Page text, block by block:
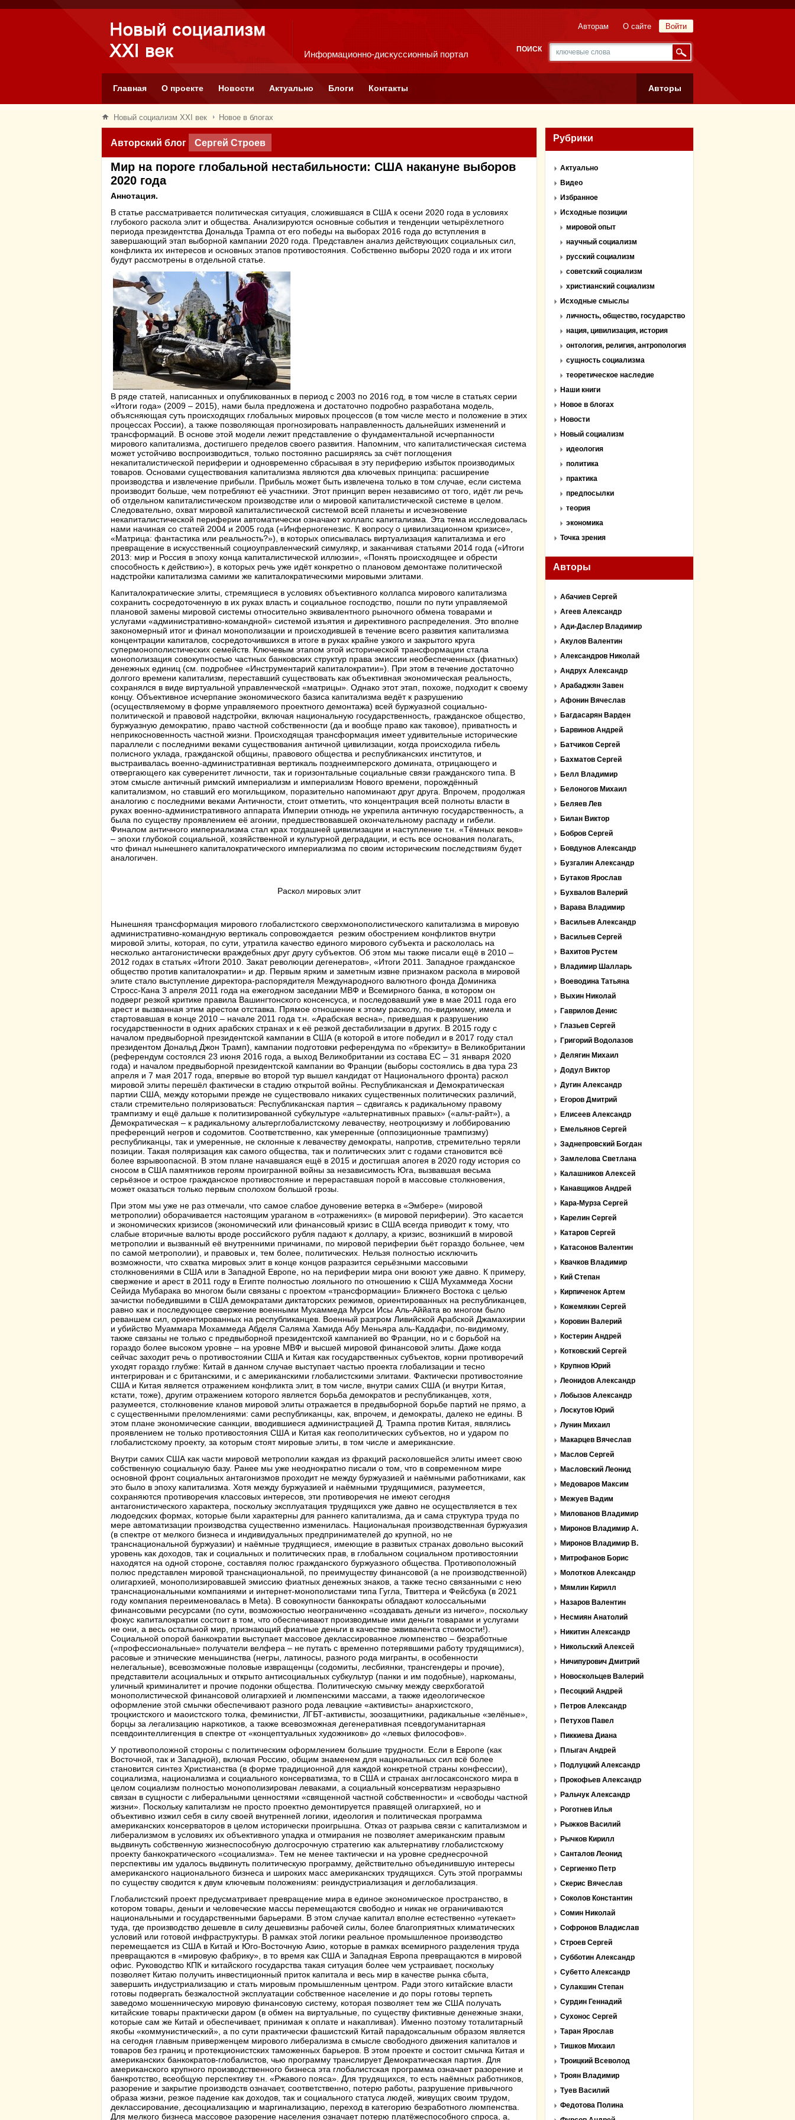
Информационно-дискуссионный портал
Войти
Авторам О сайте
ПОИСК
Главная О проекте Новости Актуально Блоги Контакты Авторы
Новый социализм XXI век Новое в блогах
Авторский блог Сергей Строев
Мир на пороге глобальной нестабильности: США накануне выборов
2020 года
Аннотация.
В статье рассматривается политическая ситуация, сложившаяся в США к осени 2020 года в условиях
глубокого раскола элит и общества. Анализируются основные события и тенденции четырёхлетного
периода президентства Дональда Трампа от его победы на выборах 2016 года до вступления в
завершающий этап выборной кампании 2020 года. Представлен анализ действующих социальных сил,
конфликта их интересов и основных этапов противостояния. Собственно выборы 2020 года и их итоги
будут рассмотрены в отдельной статье.
В ряде статей, написанных и опубликованных в период с 2003 по 2016 год, в том числе в статьях серии
«Итоги года» (2009 – 2015), нами была предложена и достаточно подробно разработана модель,
объясняющая суть происходящих глобальных мировых процессов (в том числе место и положение в этих
процессах России), а также позволяющая прогнозировать направленность дальнейших изменений и
трансформаций. В основе этой модели лежит представление о фундаментальной исчерпанности
мирового капитализма, достигшего пределов своего развития. Напомним, что капиталистическая система
может устойчиво воспроизводиться, только постоянно расширяясь за счёт поглощения
некапиталистической периферии и одновременно сбрасывая в эту периферию избыток производимых
товаров. Основами существования капитализма являются два ключевых принципа: расширение
производства и извлечение прибыли. Прибыль может быть извлечена только в том случае, если система
производит больше, чем потребляют её участники. Этот принцип верен независимо от того, идёт ли речь
об отдельном капиталистическом производстве или о мировой капиталистической системе в целом.
Следовательно, охват мировой капиталистической системой всей планеты и исчезновение
некапиталистической периферии автоматически означают коллапс капитализма. Эта тема исследовалась
нами начиная со статей 2004 и 2005 года («Инферногенезис. К вопросу о цивилизационном кризисе»,
«Матрица: фантастика или реальность?»), в которых описывалась виртуализация капитализма и его
превращение в искусственный социоуправленческий симулякр, и заканчивая статьями 2014 года («Итоги
2013: мир и Россия в эпоху конца капиталистической иллюзии», «Понять происходящее и обрести
способность к действию»), в которых речь уже идёт конкретно о плановом демонтаже политической
надстройки капитализма самими же капиталократическими мировыми элитами.
Капиталократические элиты, стремящиеся в условиях объективного коллапса мирового капитализма
сохранить сосредоточенную в их руках власть и социальное господство, пошли по пути управляемой
плановой замены мировой системы относительно эквивалентного рыночного обмена товарами и
услугами «административно-командной» системой изъятия и директивного распределения. Это вполне
закономерный итог и финал монополизации и происходившей в течение всего развития капитализма
концентрации капиталов, сосредоточившихся в итоге в руках крайне узкого и закрытого круга
супермонополистических семейств. Ключевым этапом этой исторической трансформации стала
монополизация совокупностью частных банковских структур права эмиссии необеспеченных (фиатных)
денежных единиц (см. подробнее «Инструментарий капиталократии»). При этом в течение достаточно
долгого времени капитализм, переставший существовать как объективная экономическая реальность,
сохранялся в виде виртуальной управленческой «матрицы». Однако этот этап, похоже, подходит к своему
концу. Объективное исчерпание экономического базиса капитализма ведёт к разрушению
(осуществляемому в форме управляемого проектного демонтажа) всей буржуазной социально-
политической и правовой надстройки, включая национальную государственность, гражданское общество,
буржуазную демократию, право частной собственности (да и вообще право как таковое), приватность и
неприкосновенность частной жизни. Происходящая трансформация имеет удивительные исторические
параллели с последними веками существования античной цивилизации, когда происходила гибель
полисного уклада, гражданской общины, правового общества и республиканских институтов, и
выстраивалась военно-административная вертикаль позднеимперского домината, отрицающего и
отвергающего как суверенитет личности, так и горизонтальные социальные связи гражданского типа. В
этом смысле античный римский империализм и империализм Нового времени, порождённый
капитализмом, но ставший его могильщиком, поразительно напоминают друг друга. Впрочем, продолжая
аналогию с последними веками Античности, стоит отметить, что концентрация всей полноты власти в
руках военно-административного аппарата Империи отнюдь не укрепила античную государственность, а
была по существу проявлением её агонии, предшествовавшей окончательному распаду и гибели.
Финалом античного империализма стал крах тогдашней цивилизации и наступление т.н. «Тёмных веков»
– эпохи глубокой социальной, хозяйственной и культурной деградации, и есть все основания полагать,
что финал нынешнего капиталократического империализма по своим историческим последствиям будет
аналогичен.
Раскол мировых элит
Нынешняя трансформация мирового глобалистского сверхмонополистического капитализма в мировую
административно-командную вертикаль сопровождается резким обострением конфликтов внутри
мировой элиты, которая, по сути, утратила качество единого мирового субъекта и раскололась на
несколько антагонистически враждебных друг другу субъектов. Об этом мы также писали ещё в 2010 –
2012 годах в статьях «Итоги 2010. Закат революции дегенератов», «Итоги 2011. Западное гражданское
общество против капиталократии» и др. Первым ярким и заметным извне признаком раскола в мировой
элите стало выступление директора-распорядителя Международного валютного фонда Доминика
Стросс-Кана 3 апреля 2011 года на ежегодном заседании МВФ и Всемирного банка, в котором он
подверг резкой критике правила Вашингтонского консенсуса, и последовавший уже в мае 2011 года его
арест и вызванная этим арестом отставка. Прямое отношение к этому расколу, по-видимому, имела и
стартовавшая в конце 2010 – начале 2011 года т.н. «Арабская весна», приведшая к разрушению
государственности в одних арабских странах и к её резкой дестабилизации в других. В 2015 году с
началом предвыборной президентской кампании в США (в которой в итоге победил и в 2017 году стал
президентом Дональд Джон Трамп), кампании подготовки референдума по «брекзиту» в Великобритании
(референдум состоялся 23 июня 2016 года, а выход Великобритании из состава ЕС – 31 января 2020
года) и началом предвыборной президентской кампании во Франции (выборы состоялись в два тура 23
апреля и 7 мая 2017 года, впервые во второй тур вышел кандидат от Национального фронта) раскол
мировой элиты перешёл фактически в стадию открытой войны. Республиканская и Демократическая
партии США, между которыми прежде не существовало никаких существенных политических различий,
стали стремительно поляризоваться: Республиканская партия – сдвигаясь к радикальному правому
трампизму и ещё дальше к политизированной субкультуре «альтернативных правых» («альт-райт»), а
Демократическая – к радикальному альтерглобалистскому левачеству, неотроцкизму и лоббированию
преференций негров и содомитов. Соответственно, как умеренные (оппозиционные трампизму)
республиканцы, так и умеренные, не склонные к левачеству демократы, напротив, стремительно теряли
позиции. Такая поляризация как самого общества, так и политических элит с годами становится всё
более взрывоопасной. В этом плане начавшаяся ещё в 2015 и достигшая апогея в 2020 году история со
сносом в США памятников героям проигранной войны за независимость Юга, вызвавшая весьма
серьёзное и острое гражданское противостояние и перераставшая порой в массовые столкновения,
может оказаться только первым сполохом большой грозы.
При этом мы уже не раз отмечали, что самое слабое дуновение ветерка в «Эмбере» (мировой
метрополии) оборачивается настоящим ураганом в «отражениях» (в мировой периферии). Это касается
и экономических кризисов (экономический или финансовый кризис в США всегда приводит к тому, что
слабые вторичные валюты вроде российского рубля падают к доллару, а кризис, возникший в мировой
метрополии и вызванный её внутренними причинами, по мировой периферии бьёт гораздо больнее, чем
по самой метрополии), и правовых и, тем более, политических. Нельзя полностью исключить
возможности, что схватка мировых элит в конце концов разразится серьёзными массовыми
столкновениями в США или в Западной Европе, но на периферии мира они воюют уже давно. К примеру,
свержение и арест в 2011 году в Египте полностью лояльного по отношению к США Мухаммеда Хосни
Сейида Мубарака во многом были связаны с проектом «трансформации» Ближнего Востока с целью
зачистки победившими в США демократами диктаторских режимов, ориентированных на республиканцев,
равно как и последующее свержение военными Мухаммеда Мурси Исы Аль-Аййата во многом было
реваншем сил, ориентированных на республиканцев. Военный разгром Ливийской Арабской Джамахирии
и убийство Муаммара Мохаммеда Абделя Саляма Хамида Абу Меньяра аль-Каддафи, по-видимому,
также связаны не только с предвыборной президентской кампанией во Франции, но и с борьбой на
гораздо более высоком уровне – на уровне МВФ и высшей мировой финансовой элиты. Даже когда
сейчас заходит речь о противостоянии США и Китая как государственных субъектов, корни противоречий
уходят гораздо глубже: Китай в данном случае выступает частью проекта глобализации и тесно
интегрирован и с британскими, и с американскими глобалистскими элитами. Фактически противостояние
США и Китая является отражением конфликта элит, в том числе, внутри самих США (и внутри Китая,
кстати, тоже), другим отражением которого является борьба демократов и республиканцев, хотя,
разумеется, столкновение кланов мировой элиты отражается в предвыборной борьбе партий не прямо, а
с существенными преломлениями: сами республиканцы, как, впрочем, и демократы, далеко не едины. В
этом плане экономические санкции, вводившиеся администрацией Д. Трампа против Китая, являлись
проявлением не только противостояния США и Китая как геополитических субъектов, но и ударом по
глобалистскому проекту, за которым стоят мировые элиты, в том числе и американские.
Внутри самих США как части мировой метрополии каждая из фракций расколовшейся элиты имеет свою
собственную социальную базу. Ранее мы уже неоднократно писали о том, что в современном мире
основной фронт социальных антагонизмов проходит не между буржуазией и наёмными работниками, как
это было в эпоху капитализма. Хотя между буржуазией и наёмными трудящимися, разумеется,
сохраняются противоречия классовых интересов, эти противоречия не имеют сегодня
антагонистического характера, поскольку эксплуатация трудящихся уже давно не осуществляется в тех
людоедских формах, которые были характерны для раннего капитализма, да и сама структура труда по
мере автоматизации производства существенно изменилась. Национальная производственная буржуазия
(в спектре от мелкого бизнеса и индивидуальных предпринимателей до крупной, но не
транснациональной буржуазии) и наёмные трудящиеся, имеющие в развитых странах довольно высокий
уровень как доходов, так и социальных и политических прав, в глобальном социальном противостоянии
находятся на одной стороне, составляя полюс гражданского буржуазного общества. Противоположный
полюс представлен мировой транснациональной, по преимуществу финансовой (а не производственной)
олигархией, монополизировавшей эмиссию фиатных денежных знаков, а также тесно связанными с нею
транснациональными компаниями и интернет-монополистами типа Гугла, Твиттера и Фейсбука (в 2021
году компания переименовалась в Meta). В совокупности банкократы обладают колоссальными
финансовыми ресурсами (по сути, возможностью неограниченно «создавать деньги из ничего», поскольку
фокус капиталократии состоит в том, что обеспечивают производимые ими деньги товарами и услугами
не они, а весь остальной мир, признающий фиатные деньги в качестве эквивалента стоимости!).
Социальной опорой банкократии выступает массовое деклассированное люмпенство – безработные
(«профессиональные» получатели велфера – не путать с временно потерявшими работу трудящимися),
расовые и этнические меньшинства (негры, латиносы, разного рода мигранты, в особенности
нелегальные), всевозможные половые извращенцы (содомиты, лесбиянки, трансгендеры и прочие),
представители асоциальных и открыто антисоциальных субкультур (панки и им подобные), наркоманы,
уличный криминалитет и прочие подонки общества. Политическую смычку между сверхбогатой
монополистической финансовой олигархией и люмпенскими массами, а также идеологическое
оформление этой смычки обеспечивают разного рода левацкие «активисты» анархистского,
троцкистского и маоистского толка, феминистки, ЛГБТ-активисты, зоозащитники, радикальные «зелёные»,
борцы за легализацию наркотиков, а также всевозможная дегенеративная псевдогуманитарная
псевдоинтеллигенция в спектре от «концептуальных художников» до «левых философов».
У противоположной стороны с политическим оформлением большие трудности. Если в Европе (как
Восточной, так и Западной), включая Россию, общим знаменем для национальных сил всё более
становится синтез Христианства (в форме традиционной для каждой конкретной страны конфессии),
социализма, национализма и социального консерватизма, то в США и странах англосаксонского мира в
целом социализм полностью монополизирован леваками, а социальный консерватизм неразрывно
связан в сущности с либеральными ценностями «священной частной собственности» и «свободы частной
жизни». Поскольку капитализм не просто проектно демонтируется правящей олигархией, но и
объективно изжил себя в силу своей внутренней логики, идеология и политическая программа
американских консерваторов в целом исторически проигрышна. Отказ от разрыва связи с капитализмом и
либерализмом в условиях их объективного упадка и отмирания не позволяет американским правым
выдвинуть собственную жизнеспособную долгосрочную стратегию как альтернативу глобалистскому
проекту банкократического «социализма». Тем не менее тактически и на уровне среднесрочной
перспективы им удалось выдвинуть политическую программу, действительно объединившую интересы
американского национального бизнеса и широких масс американских трудящихся. Суть этой программы
по существу сводится к двум ключевым положениям: реиндустриализация и деглобализация.
Глобалистский проект предусматривает превращение мира в единое экономическое пространство, в
котором товары, деньги и человеческие массы перемещаются свободно и никак не ограничиваются
национальными и государственными барьерами. В этом случае капитал вполне естественно «утекает»
туда, где производство дешевле в силу дешевизны рабочей силы, более благоприятных климатических
условий или готовой инфраструктуры. В рамках этой логики реальное промышленное производство
перемещается из США в Китай и Юго-Восточную Азию, которые в рамках всемирного разделения труда
превращаются в «мировую фабрику», в то время как США и Западная Европа превращаются в мировой
офис. Руководство КПК и китайского государства такая ситуация более чем устраивает, поскольку
позволяет Китаю получить инвестиционный приток капитала и весь мир в качестве рынка сбыта,
завершить индустриализацию и стать мировым промышленным центром. Ради этого китайские власти
готовы подвергать безжалостной эксплуатации собственное население и до поры готовы терпеть
заведомо мошенническую мировую финансовую систему, которая позволяет тем же США получать
китайские товары практически даром (в обмен на виртуальные, по существу фиктивные денежные знаки,
которые сам же Китай и обеспечивает, принимая к оплате и накапливая). Именно поэтому тоталитарный
якобы «коммунистический», а по сути практически фашистский Китай парадоксальным образом является
на сегодня главным приверженцем мирового либерализма в смысле свободного движения капиталов и
товаров без границ и протекционистских таможенных барьеров. В этом проекте и состоит смычка Китая и
американских банкократов-глобалистов, чью программу транслирует Демократическая партия. Для
американского крупного производственного бизнеса эта глобалистская программа означает разорение и
банкротство, всеобщую перспективу т.н. «Ржавого пояса». Для трудящихся, то есть наёмных работников,
разорение и закрытие производств означает, соответственно, потерю работы, разрушение привычного
образа жизни, резкое падение как доходов, так и социального статуса людей, живущих своим трудом,
деклассирование, десоциализацию и маргинализацию, переход в категорию безработного люмпенства.
Для мелкого бизнеса массовое разорение населения означает потерю платёжеспособного спроса, а,
Рубрики
Актуально
Видео
Избранное
Исходные позиции
мировой опыт
научный социализм
русский социализм
советский социализм
христианский социализм
Исходные смыслы
личность, общество, государство
нация, цивилизация, история
онтология, религия, антропология
сущность социализма
теоретическое наследие
Наши книги
Новое в блогах
Новости
Новый социализм
идеология
политика
практика
предпосылки
теория
экономика
Точка зрения
Авторы
Абачиев Сергей
Агеев Александр
Ади-Даслер Владимир
Акулов Валентин
Александров Николай
Андрух Александр
Арабаджян Завен
Афонин Вячеслав
Багдасарян Варден
Барвинов Андрей
Батчиков Сергей
Бахматов Сергей
Белл Владимир
Белоногов Михаил
Беляев Лев
Билан Виктор
Бобров Сергей
Бовдунов Александр
Бузгалин Александр
Бутаков Ярослав
Бухвалов Валерий
Варава Владимир
Васильев Александр
Васильев Сергей
Вахитов Рустем
Владимир Шалларь
Воеводина Татьяна
Выхин Николай
Гаврилов Денис
Глазьев Сергей
Григорий Водолазов
Делягин Михаил
Додул Виктор
Дугин Александр
Егоров Дмитрий
Елисеев Александр
Емельянов Сергей
Заднепровский Богдан
Замлелова Светлана
Калашников Алексей
Канавщиков Андрей
Кара-Мурза Сергей
Карелин Сергей
Катаров Сергей
Катасонов Валентин
Квачков Владимир
Кий Степан
Кирпиченок Артем
Кожемякин Сергей
Коровин Валерий
Костерин Андрей
Котковский Сергей
Крупнов Юрий
Леонидов Александр
Лобызов Александр
Лоскутов Юрий
Лунин Михаил
Макарцев Вячеслав
Маслов Сергей
Масловский Леонид
Медоваров Максим
Межуев Вадим
Милованов Владимир
Миронов Владимир А.
Миронов Владимир В.
Митрофанов Борис
Молотков Александр
Мямлин Кирилл
Назаров Валентин
Несмиян Анатолий
Никитин Александр
Никольский Алексей
Ничипурович Дмитрий
Новоскольцев Валерий
Песоцкий Андрей
Петров Александр
Петухов Павел
Пиккиева Диана
Плыгач Андрей
Подлуцкий Александр
Прокофьев Александр
Ральчук Александр
Роготнев Илья
Рыжков Василий
Рычков Кирилл
Санталов Леонид
Сергиенко Петр
Скерис Вячеслав
Соколов Константин
Сомин Николай
Софронов Владислав
Строев Сергей
Субботин Александр
Субетто Александр
Сулакшин Степан
Сурдин Геннадий
Сухонос Сергей
Таран Ярослав
Тишков Михаил
Троицкий Всеволод
Троян Владимир
Туев Василий
Федотова Полина